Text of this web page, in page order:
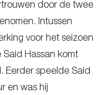
door de twee
Intussen
voor het seizoen
Hassan komt
Eerder speelde Said
en was hij